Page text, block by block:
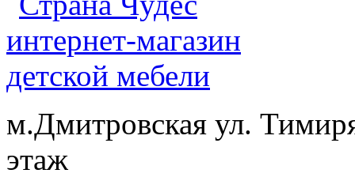
м.Дмитровская ул.
этаж